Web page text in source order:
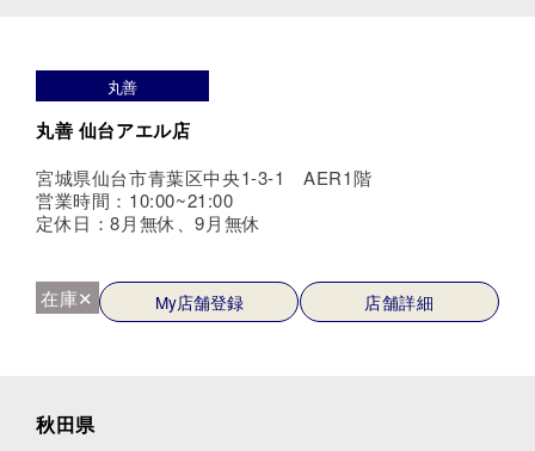
丸善
丸善 仙台アエル店
宮城県仙台市青葉区中央1-3-1 AER1階
営業時間：10:00~21:00
定休日：8月無休、9月無休
在庫✕ My店舗登録 店舗詳細
秋田県